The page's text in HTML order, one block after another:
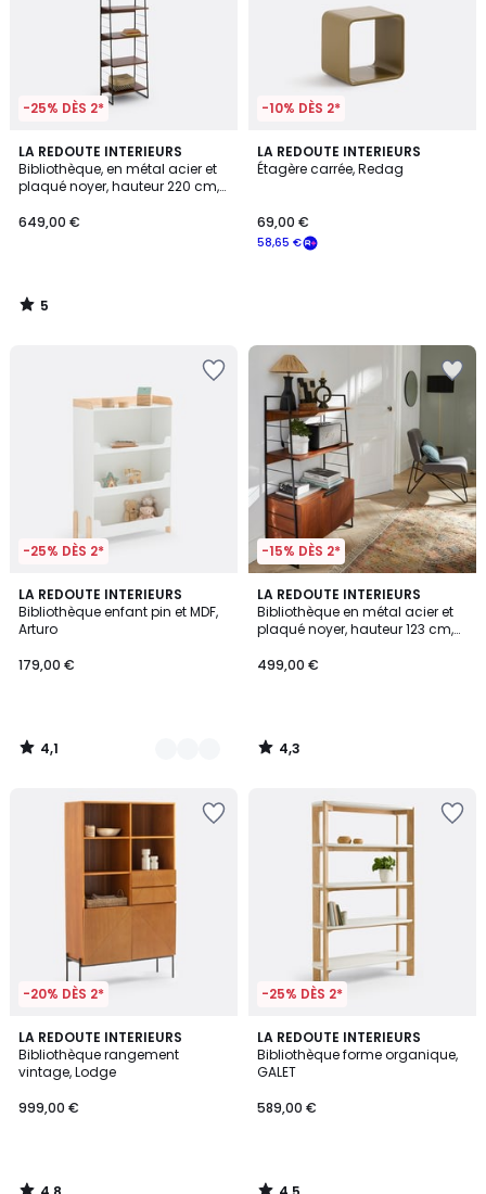
-25% DÈS 2*
LA REDOUTE INTERIEURS
Bibliothèque, en métal acier et
plaqué noyer, hauteur 220 cm,
649,00 €
5
/
5
5
/
-10% DÈS 2*
LA REDOUTE INTERIEURS
Étagère carrée, Redag
58,65 €
69,00 €
-25% DÈS 2*
LA REDOUTE INTERIEURS
Bibliothèque enfant pin et MDF,
Arturo
179,00 €
4,1
/ 5
2
Couleurs
4,1
/
-15% DÈS 2*
LA REDOUTE INTERIEURS
Bibliothèque en métal acier et
plaqué noyer, hauteur 123 cm,
499,00 €
4,3
/ 5
4,3
/
-20% DÈS 2*
LA REDOUTE INTERIEURS
Bibliothèque rangement
vintage, Lodge
999,00 €
4,8
/ 5
-25% DÈS 2*
LA REDOUTE INTERIEURS
Bibliothèque forme organique,
GALET
589,00 €
4,5
/ 5